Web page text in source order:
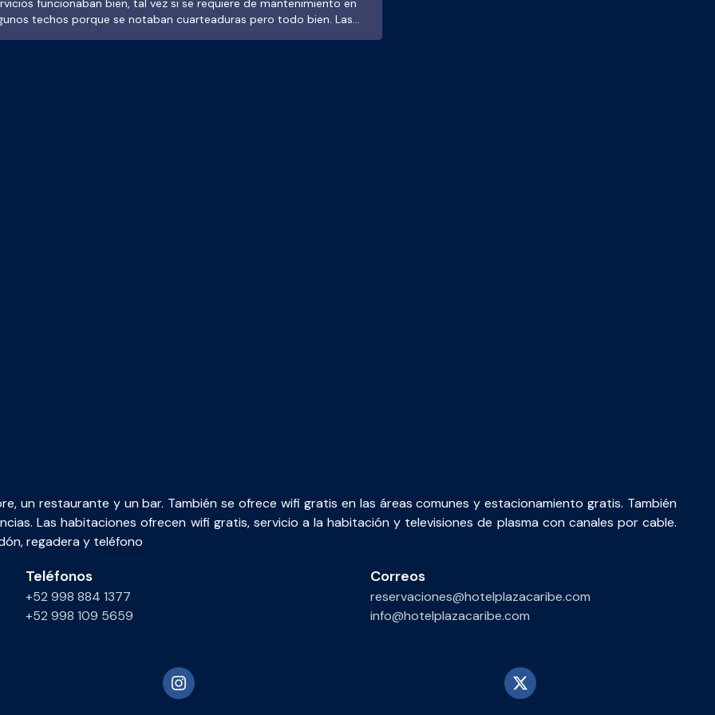
funcionaban bien, tal vez si se requiere de mantenimiento en
techos porque se notaban cuarteaduras pero todo bien. Las
un restaurante y un bar. También se ofrece wifi gratis en las áreas comunes y estacionamiento gratis. También
Las habitaciones ofrecen wifi gratis, servicio a la habitación y televisiones de plasma con canales por cable.
regadera y teléfono
Teléfonos
+52 998 884 1377
+52 998 109 5659
Correos
reservaciones@hotelplazacaribe.com
info@hotelplazacaribe.com